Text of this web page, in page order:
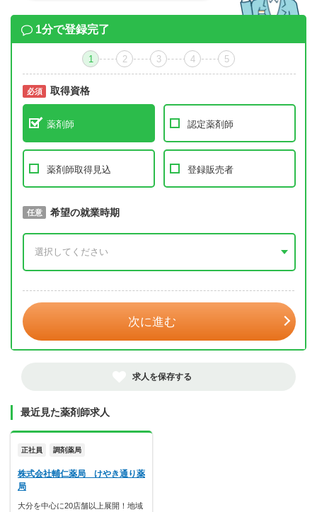
1分で登録完了
1 2 3 4 5
必須 取得資格
薬剤師 認定薬剤師
薬剤師取得見込 登録販売者
必須 取得予定年
任意 希望の就業時期
次に進む
求人を保存する
最近見た薬剤師求人
正社員 調剤薬局
株式会社輔仁薬局 けやき通り薬
局
大分を中心に20店舗以上展開！地域